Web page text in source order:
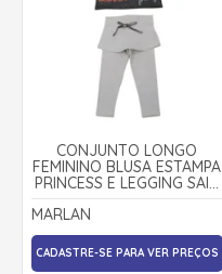
CONJUNTO LONGO
FEMININO BLUSA ESTAMPA
PRINCESS E LEGGING SAIA
MOLETTON 22606 -
MARLAN
CADASTRE-SE PARA VER PREÇOS